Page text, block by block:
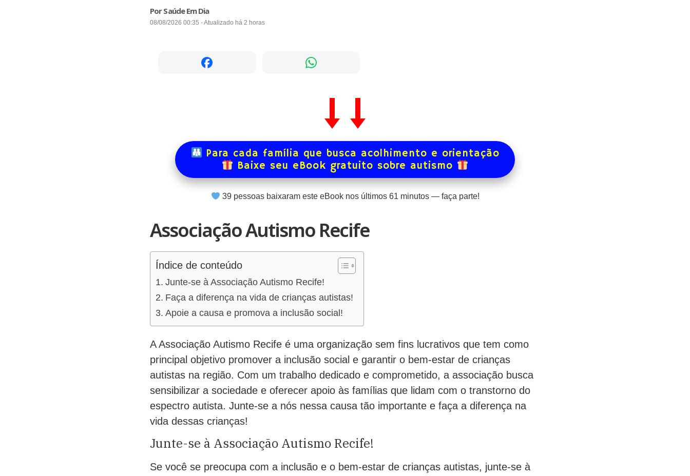
Por Saúde Em Dia
08/08/2026 00:35 - Atualizado há 2 horas
Para cada família que busca acolhimento e orientação
Baixe seu eBook gratuito sobre autismo
39pessoas baixaram este eBook nos últimos 61 minutos — faça parte!
Associação Autismo Recife
Índice de conteúdo
Junte-se à Associação Autismo Recife!
Faça a diferença na vida de crianças autistas!
Apoie a causa e promova a inclusão social!
A Associação Autismo Recife é uma organização sem fins lucrativos que tem como
principal objetivo promover a inclusão social e garantir o bem-estar de crianças
autistas na região. Com um trabalho dedicado e comprometido, a associação busca
sensibilizar a sociedade e oferecer apoio às famílias que lidam com o transtorno do
espectro autista. Junte-se a nós nessa causa tão importante e faça a diferença na
vida dessas crianças!
Junte-se à Associação Autismo Recife!
Se você se preocupa com a inclusão e o bem-estar de crianças autistas, junte-se à